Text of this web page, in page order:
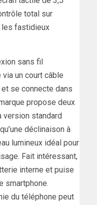
total sur
les fastidieux
sans fil
un court câble
et se connecte dans
propose deux
version standard
déclinaison à
lumineux idéal pour
Fait intéressant,
interne et puise
smartphone.
du téléphone peut